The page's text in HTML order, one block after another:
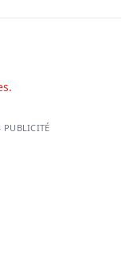
PUBLICITÉ